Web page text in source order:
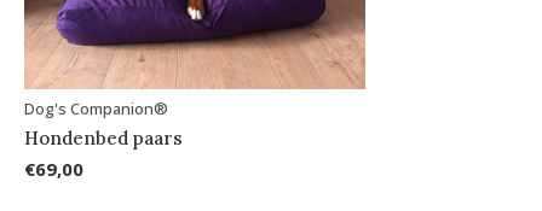
Dog's Companion®
Hondenbed paars
€69,00